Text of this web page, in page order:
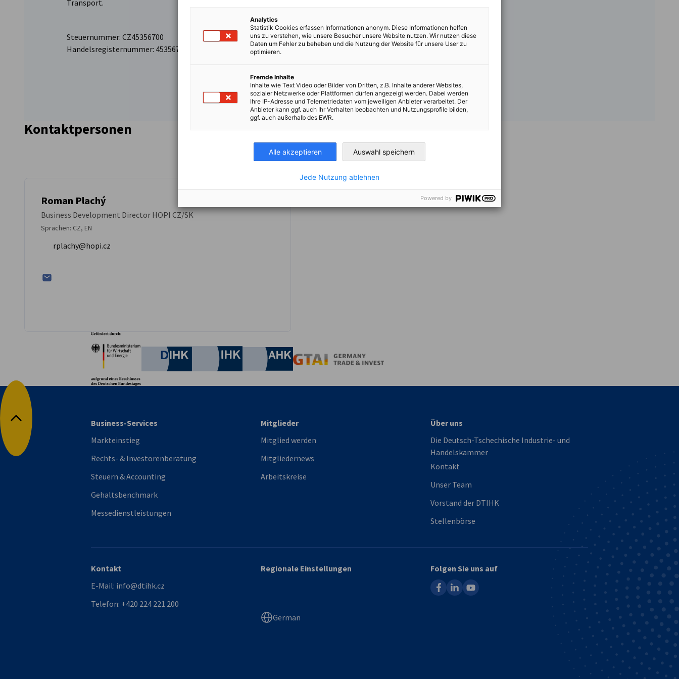
Transport.
Steuernummer: CZ45356700
Handelsregisternummer: 45356700
Kontaktpersonen
Roman Plachý
Business Development Director HOPI CZ/SK
Sprachen: CZ, EN
rplachy@hopi.cz
Deutsche Industrie- und Handelskammer
Industrie- und Handelskammer
AHK.de
Nach oben
Business-Services
Markteinstieg
Rechts- & Investorenberatung
Steuern & Accounting
Gehaltsbenchmark
Messedienstleistungen
Mitglieder
Mitglied werden
Mitgliedernews
Arbeitskreise
Über uns
Die Deutsch-Tschechische Industrie- und
Handelskammer
Kontakt
Unser Team
Vorstand der DTIHK
Stellenbörse
Kontakt
E-Mail: info@dtihk.cz
Telefon: +420 224 221 200
Regionale Einstellungen
German
Folgen Sie uns auf
facebooklinkedinyoutube
Analytics
Statistik Cookies erfassen Informationen anonym. Diese Informationen helfen
uns zu verstehen, wie unsere Besucher unsere Website nutzen. Wir nutzen diese
Daten um Fehler zu beheben und die Nutzung der Website für unsere User zu
optimieren.
Fremde Inhalte
Inhalte wie Text Video oder Bilder von Dritten, z.B. Inhalte anderer Websites,
sozialer Netzwerke oder Plattformen dürfen angezeigt werden. Dabei werden
Ihre IP-Adresse und Telemetriedaten vom jeweiligen Anbieter verarbeitet. Der
Anbieter kann ggf. auch Ihr Verhalten beobachten und Nutzungsprofile bilden,
ggf. auch außerhalb des EWR.
Alle akzeptieren Auswahl speichern
Jede Nutzung ablehnen
Powered by